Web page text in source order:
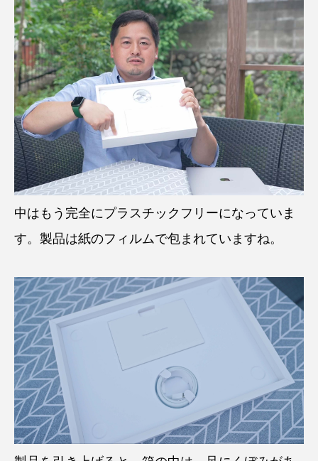
中はもう完全にプラスチックフリーになっていま
す。製品は紙のフィルムで包まれていますね。